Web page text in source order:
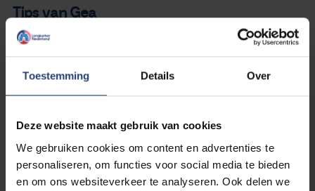
Toestemming Details Over
Deze website maakt gebruik van cookies
We gebruiken cookies om content en advertenties te
personaliseren, om functies voor social media te bieden
en om ons websiteverkeer te analyseren. Ook delen we
Tips van Gea
Zoek en gebruik de info, die je nodig hebt (download de
Deel je ervaring met lotgenoten
Does lief voor jezelf
Gea is 10 mei 2024 overleden